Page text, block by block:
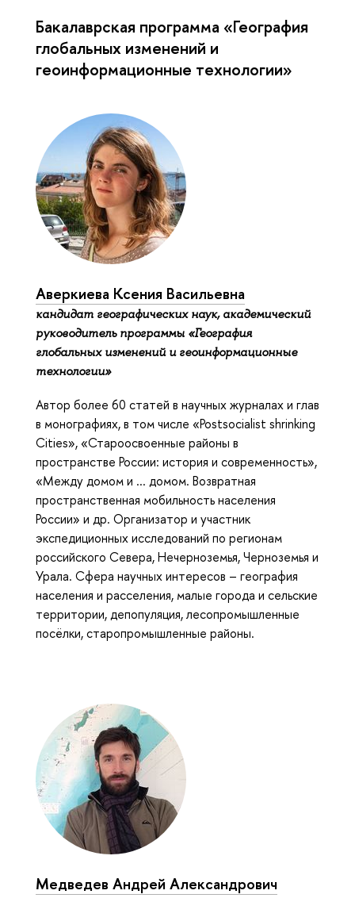
Бакалаврская программа «География
глобальных изменений и
геоинформационные технологии»
Аверкиева Ксения Васильевна
кандидат географических наук, академический
руководитель программы «География
глобальных изменений и геоинформационные
технологии»
Автор более 60 статей в научных журналах и глав
в монографиях, в том числе «Postsocialist shrinking
Cities», «Староосвоенные районы в
пространстве России: история и современность»,
«Между домом и ... домом. Возвратная
пространственная мобильность населения
России» и др. Организатор и участник
экспедиционных исследований по регионам
российского Севера, Нечерноземья, Черноземья и
Урала. Сфера научных интересов – география
населения и расселения, малые города и сельские
территории, депопуляция, лесопромышленные
посёлки, старопромышленные районы.
Медведев Андрей Александрович